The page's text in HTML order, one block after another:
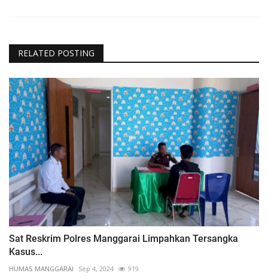
RELATED POSTING
Sat Reskrim Polres Manggarai Limpahkan Tersangka
Kasus...
HUMAS MANGGARAI Sep 4, 2024 919